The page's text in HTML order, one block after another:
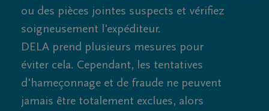
ou des pièces jointes suspects et vérifiez
soigneusement l'expéditeur.
DELA prend plusieurs mesures pour
éviter cela. Cependant, les tentatives
d'hameçonnage et de fraude ne peuvent
jamais être totalement exclues, alors